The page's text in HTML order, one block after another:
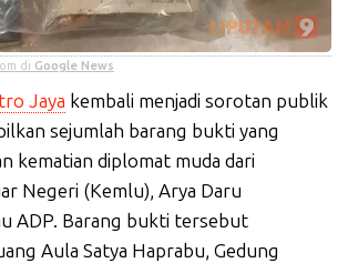
di Google News
Jaya kembali menjadi sorotan publik
sejumlah barang bukti yang
kematian diplomat muda dari
Negeri (Kemlu), Arya Daru
ADP. Barang bukti tersebut
Aula Satya Haprabu, Gedung